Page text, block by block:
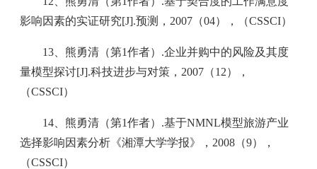
影响因素的实证研究[J].预测，2007（04），（CSSCI）
13、熊勇清（第1作者）.企业并购中的风险及其度
量模型探讨[J].科技进步与对策，2007（12），
（CSSCI）
14、熊勇清（第1作者）.基于NMNL模型旅游产业
选择影响因素分析《湘潭大学学报》，2008（9），
（CSSCI）